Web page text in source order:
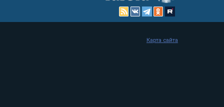
Карта сайта